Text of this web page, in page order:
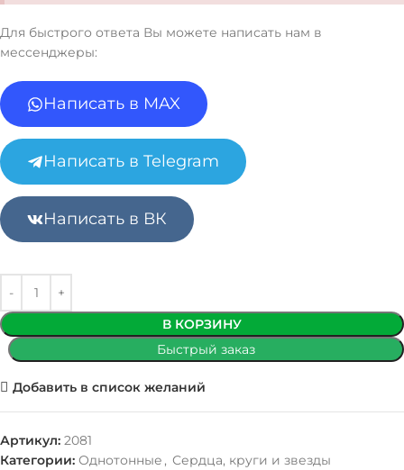
Для быстрого ответа Вы можете написать нам в
мессенджеры:
Написать в MAX
Написать в Telegram
Написать в ВК
В КОРЗИНУ
Быстрый заказ
Добавить в список желаний
Артикул: 2081
Категории: Однотонные , Сердца, круги и звезды